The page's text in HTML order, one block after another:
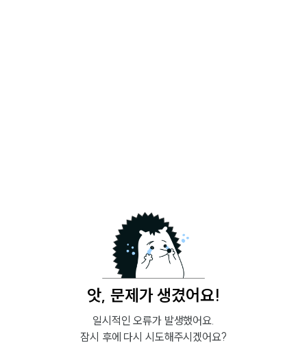
앗, 문제가 생겼어요!
일시적인 오류가 발생했어요.
잠시 후에 다시 시도해주시겠어요?